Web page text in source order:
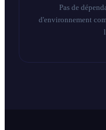
Pas de
d'environnement